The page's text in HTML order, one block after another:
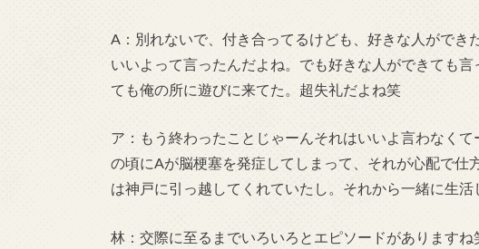
A：別れないで、付き合ってるけども、好きな人ができ
いいよって言ったんだよね。でも好きな人ができても
ても俺の所に遊びに来てた。超失礼だよね笑
ア：もう終わったことじゃーんそれはいいよ言わなく
の頃にAが脳梗塞を発症してしまって、それが心配で
は神戸に引っ越してくれていたし。それから一緒に生活
林：交際に至るまでいろいろとエピソードがあります